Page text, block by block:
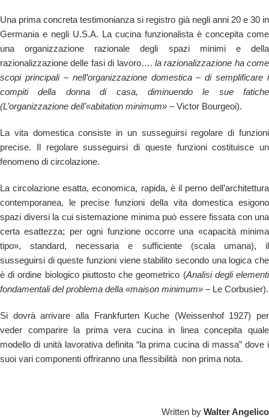
Una prima concreta testimonianza si registro già negli anni 20 e 30 in
Germania e negli U.S.A. La cucina funzionalista è concepita come
una organizzazione razionale degli spazi minimi e della
razionalizzazione delle fasi di lavoro…. la razionalizzazione ha come
scopi principali – nell’organizzazione domestica – di semplificare i
compiti della donna di casa, diminuendo le sue fatiche
(L’organizzazione dell’«abitation minimum» – Victor Bourgeoi).
La vita domestica consiste in un susseguirsi regolare di funzioni
precise. Il regolare susseguirsi di queste funzioni costituisce un
fenomeno di circolazione.
La circolazione esatta, economica, rapida, è il perno dell’architettura
contemporanea, le precise funzioni della vita domestica esigono
spazi diversi la cui sistemazione minima può essere fissata con una
certa esattezza; per ogni funzione occorre una «capacità minima
tipo», standard, necessaria e sufficiente (scala umana), il
susseguirsi di queste funzioni viene stabilito secondo una logica che
è di ordine biologico piuttosto che geometrico (Analisi degli elementi
fondamentali del problema della «maison minimum» – Le Corbusier).
Si dovrà arrivare alla Frankfurten Kuche (Weissenhof 1927) per
veder comparire la prima vera cucina in linea concepita quale
modello di unità lavorativa definita “la prima cucina di massa” dove i
suoi vari componenti offriranno una flessibilità non prima nota.
Written by Walter Angelico